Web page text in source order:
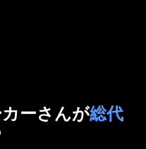
ーさんが総代